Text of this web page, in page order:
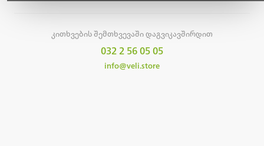
კითხვების შემთხვევაში დაგვიკავშირდით
032 2 56 05 05
info@veli.store